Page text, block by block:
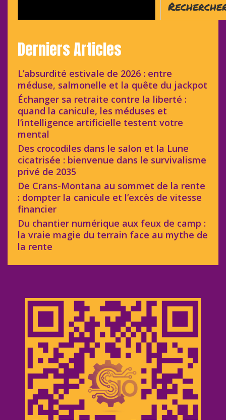
Derniers Articles
L’absurdité estivale de 2026 : entre
méduse, salmonelle et la quête du jackpot
Échanger sa retraite contre la liberté :
quand la canicule, les méduses et
l’intelligence artificielle testent votre
mental
Des crocodiles dans le salon et la Lune
cicatrisée : bienvenue dans le survivalisme
privé de 2035
De Crans-Montana au sommet de la rente
: dompter la canicule et l’excès de vitesse
financier
Du chantier numérique aux feux de camp :
la vraie magie du terrain face au mythe de
la rente